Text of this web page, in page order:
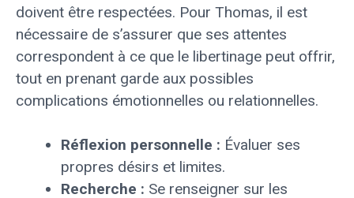
doivent être respectées. Pour Thomas, il est
nécessaire de s’assurer que ses attentes
correspondent à ce que le libertinage peut offrir,
tout en prenant garde aux possibles
complications émotionnelles ou relationnelles.
Réflexion personnelle : Évaluer ses
propres désirs et limites.
Recherche : Se renseigner sur les